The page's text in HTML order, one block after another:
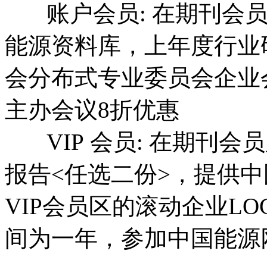
账户会员: 在期刊会员
能源资料库，上年度行
会分布式专业委员会企
主办会议8折优惠
VIP 会员: 在期刊会员
报告<任选二份>，提供
VIP会员区的滚动企业
间为一年，参加中国能